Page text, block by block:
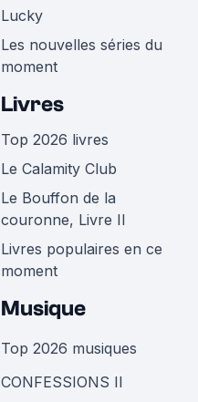
Lucky
Les nouvelles séries du
moment
Livres
Top 2026 livres
Le Calamity Club
Le Bouffon de la
couronne, Livre II
Livres populaires en ce
moment
Musique
Top 2026 musiques
CONFESSIONS II